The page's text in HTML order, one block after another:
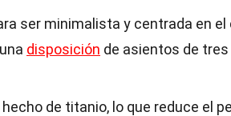
ser minimalista y centrada en el
disposición de asientos de tres
de titanio, lo que reduce el